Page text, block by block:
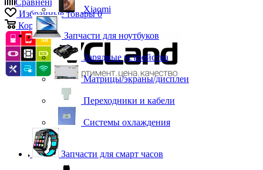
Сравнение
0
Избранные товары 0
Корзина 0
Xiaomi
Запчасти для ноутбуков
Зарядные устройства
Матрицы/экраны/дисплеи
Переходники и кабели
Системы охлаждения
Запчасти для смарт часов